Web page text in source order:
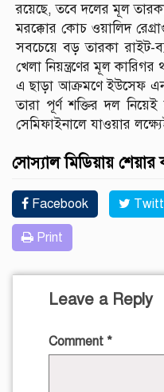
রয়েছে, তবে দলের মূল
মরক্কোর কোচ ওয়ালিদ
সবচেয়ে বড় তারকা রাইট-
খেলা নিয়ন্ত্রণের মূল
এ ছাড়া আক্রমণে ইউসেফ
তারা পূর্ণ শক্তির দল
সেমিফাইনালে যাওয়ার
সোস্যাল মিডিয়ায়
Facebook
Print
Leave a Reply
Comment *